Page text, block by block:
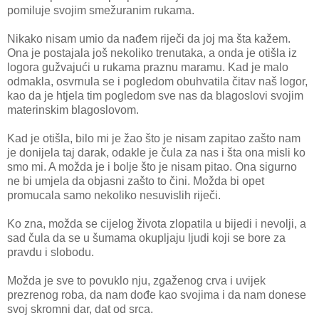
pomiluje svojim smežuranim rukama.
Nikako nisam umio da nađem riječi da joj ma šta kažem.
Ona je postajala još nekoliko trenutaka, a onda je otišla iz
logora gužvajući u rukama praznu maramu. Kad je malo
odmakla, osvrnula se i pogledom obuhvatila čitav naš logor,
kao da je htjela tim pogledom sve nas da blagoslovi svojim
materinskim blagoslovom.
Kad je otišla, bilo mi je žao što je nisam zapitao zašto nam
je donijela taj darak, odakle je čula za nas i šta ona misli ko
smo mi. A možda je i bolje što je nisam pitao. Ona sigurno
ne bi umjela da objasni zašto to čini. Možda bi opet
promucala samo nekoliko nesuvislih riječi.
Ko zna, možda se cijelog života zlopatila u bijedi i nevolji, a
sad čula da se u šumama okupljaju ljudi koji se bore za
pravdu i slobodu.
Možda je sve to povuklo nju, zgaženog crva i uvijek
prezrenog roba, da nam dođe kao svojima i da nam donese
svoj skromni dar, dat od srca.